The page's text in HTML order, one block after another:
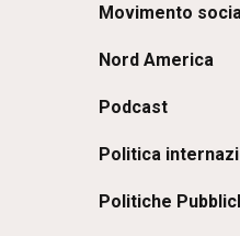
Movimento
Nord America
Podcast
Politica
Politiche